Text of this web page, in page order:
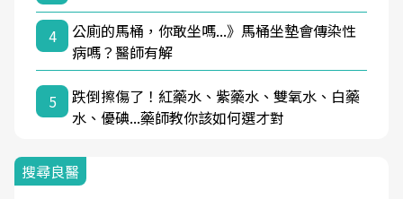
4
公廁的馬桶，你敢坐嗎...》馬桶坐墊會傳染性
病嗎？醫師有解
5
跌倒擦傷了！紅藥水、紫藥水、雙氧水、白藥
水、優碘...藥師教你該如何選才對
搜尋良醫